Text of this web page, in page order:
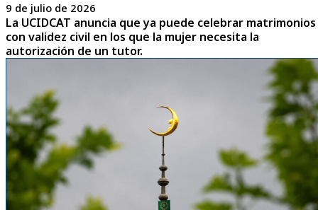
9 de julio de 2026
La UCIDCAT anuncia que ya puede celebrar matrimonios
con validez civil en los que la mujer necesita la
autorización de un tutor.